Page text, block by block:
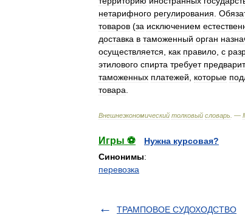
нетарифного регулирования
товаров (за исключением
доставка в таможенный орган
осуществляется
как правило с
этилового спирта требует
таможенных платежей которые
товара
Внешнеэкономический толковый словарь . —
Игры ⚽
Нужна курсовая?
Синонимы:
перевозка
ТРАМПОВОЕ СУДОХОДСТВО